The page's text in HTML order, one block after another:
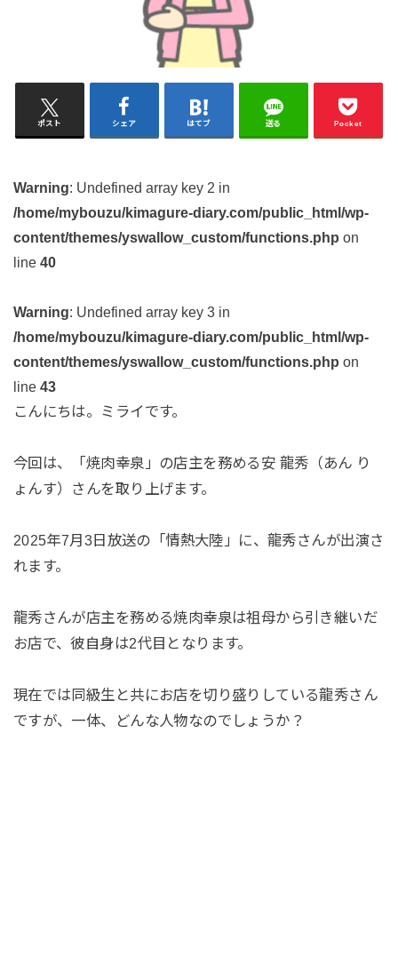
ポスト シェア はてブ 送る Pocket
Warning: Undefined array key 2 in
/home/mybouzu/kimagure-diary.com/public_html/wp-
content/themes/yswallow_custom/functions.php on
line 40
Warning: Undefined array key 3 in
/home/mybouzu/kimagure-diary.com/public_html/wp-
content/themes/yswallow_custom/functions.php on
line 43
こんにちは。ミライです。
今回は、「焼肉幸泉」の店主を務める安 龍秀（あん り
ょんす）さんを取り上げます。
2025年7月3日放送の「情熱大陸」に、龍秀さんが出演さ
れます。
龍秀さんが店主を務める焼肉幸泉は祖母から引き継いだ
お店で、彼自身は2代目となります。
現在では同級生と共にお店を切り盛りしている龍秀さん
ですが、一体、どんな人物なのでしょうか？